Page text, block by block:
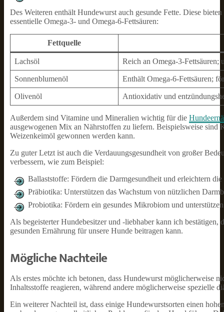
Des Weiteren enthält Hundewurst auch gesunde Fette. Diese
essentielle Omega-3- und Omega-6-Fettsäuren:
Fettquelle
Lachsöl Reich an Omega-3-Fettsäuren;
Sonnenblumenöl Enthält Omega-6-Fettsäuren;
Olivenöl Antioxidativ und
Außerdem sind Vitamine und Mineralien wichtig für die
ausgewogenen Mix an Nährstoffen zu liefern. Beispielsweise
Weizenkeimöl gewonnen werden kann.
Zu guter Letzt ist auch die Verdauungsgesundheit von großer
verbessern, wie zum Beispiel:
Ballaststoffe: Fördern die Darmgesundheit und erleichtern die
Präbiotika: Unterstützen das Wachstum von nützlichen
Probiotika: Fördern ein gesundes Mikrobiom und
Als begeisterter Hundebesitzer und -liebhaber kann ich
gesunden Ernährung für unsere Hunde beitragen kann.
Mögliche Nachteile
Als erstes möchte ich betonen, dass Hundewurst möglicherweise
Inhaltsstoffe reagieren, während andere möglicherweise spezielle
Ein weiterer Nachteil ist, dass einige Hundewurstsorten einen